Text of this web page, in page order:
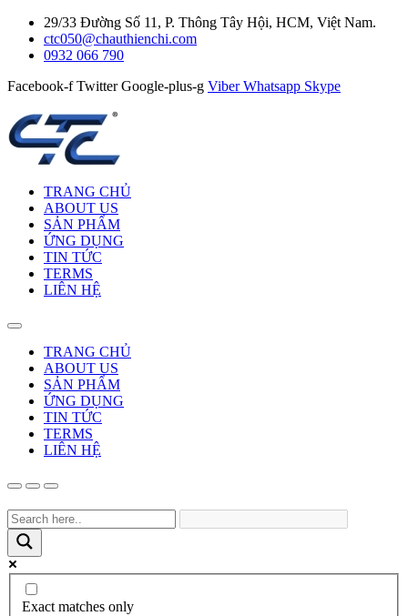
29/33 Đường Số 11, P. Thông Tây Hội, HCM, Việt Nam.
ctc050@chauthienchi.com
0932 066 790
Facebook-f Twitter Google-plus-g Viber Whatsapp Skype
TRANG CHỦ
ABOUT US
SẢN PHẨM
ỨNG DỤNG
TIN TỨC
TERMS
LIÊN HỆ
TRANG CHỦ
ABOUT US
SẢN PHẨM
ỨNG DỤNG
TIN TỨC
TERMS
LIÊN HỆ
Exact matches only